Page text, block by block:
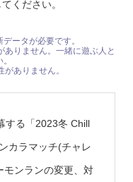
ください。
ータが必要です。
りません。一緒に遊ぶ人と
ありません。
する「2023冬 Chill
カラマッチ(チャレ
モンランの変更、対